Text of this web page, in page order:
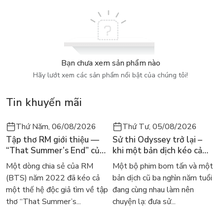
Bạn chưa xem sản phẩm nào
Hãy lướt xem các sản phẩm nổi bật của chúng tôi!
Tin khuyến mãi
Thứ Năm, 06/08/2026
Tập thơ RM giới thiệu —
“That Summer’s End” của
Lee Seong-bok ra mắt bản
tiếng Anh sau 4 năm gây
sốt
Một dòng chia sẻ của RM
(BTS) năm 2022 đã kéo cả
một thế hệ độc giả tìm về tập
thơ “That Summer’s...
Thứ Tư, 05/08/2026
Sử thi Odyssey trở lại –
khi một bản dịch kéo cả
thế giới về với văn học
kinh điển
Một bộ phim bom tấn và một
bản dịch cũ ba nghìn năm tuổi
đang cùng nhau làm nên
chuyện lạ: đưa sử...